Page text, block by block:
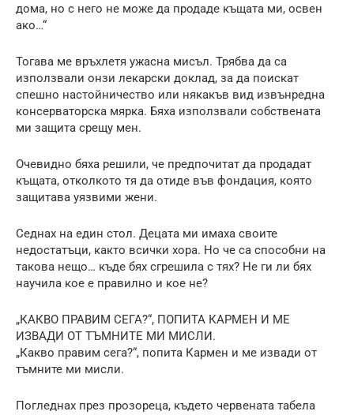
дома, но с него не може да продаде къщата ми, освен
ако…“
Тогава ме връхлетя ужасна мисъл. Трябва да са
използвали онзи лекарски доклад, за да поискат
спешно настойничество или някакъв вид извънредна
консерваторска мярка. Бяха използвали собствената
ми защита срещу мен.
Очевидно бяха решили, че предпочитат да продадат
къщата, отколкото тя да отиде във фондация, която
защитава уязвими жени.
Седнах на един стол. Децата ми имаха своите
недостатъци, както всички хора. Но че са способни на
такова нещо… къде бях сгрешила с тях? Не ги ли бях
научила кое е правилно и кое не?
„КАКВО ПРАВИМ СЕГА?“, ПОПИТА КАРМЕН И МЕ
ИЗВАДИ ОТ ТЪМНИТЕ МИ МИСЛИ.
„Какво правим сега?“, попита Кармен и ме извади от
тъмните ми мисли.
Погледнах през прозореца, където червената табела